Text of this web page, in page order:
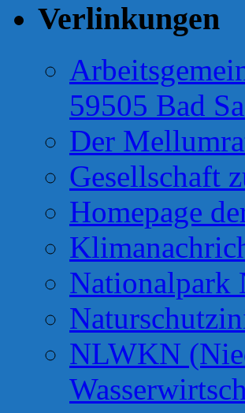
Verlinkungen
59505 Bad
Der
Gesellschaft
Homepage
Nationalpark
NLWKN